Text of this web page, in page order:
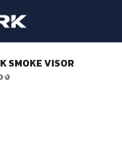
SMOKE VISOR
ง